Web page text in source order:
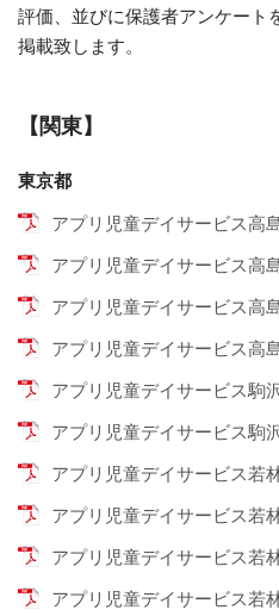
評価、並びに保護者アンケート
掲載致します。
【関東】
東京都
アプリ児童デイサービス高
アプリ児童デイサービス高
アプリ児童デイサービス高
アプリ児童デイサービス高
アプリ児童デイサービス駒
アプリ児童デイサービス駒
アプリ児童デイサービス若
アプリ児童デイサービス若
アプリ児童デイサービス若
アプリ児童デイサービス若